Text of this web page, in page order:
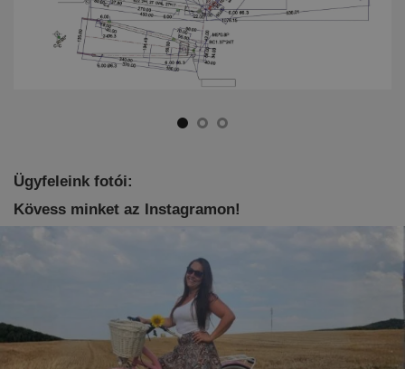
Ügyfeleink fotói:
Kövess minket az Instagramon!